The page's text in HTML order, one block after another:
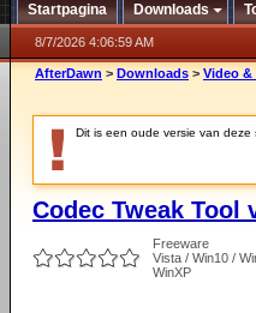
Startpagina Downloads
8/7/2026 4:06:59 AM
AfterDawn > Downloads > Video
Dit is een oude versie van deze
Codec Tweak Tool
Freeware
Vista / Win10 /
WinXP